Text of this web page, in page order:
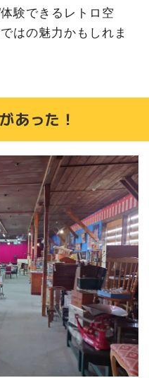
験できるレトロ空
はの魅力かもしれま
あった！